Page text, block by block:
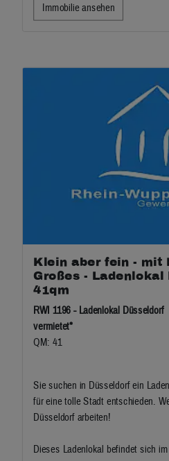
Immobilie ansehen
Klein aber fein - mit
Großes - Ladenlokal
41qm
RWI 1196 - Ladenlokal Düsseldorf
vermietet*
QM: 41
Sie suchen in Düsseldorf ein
für eine tolle Stadt entschieden.
Düsseldorf arbeiten!
Dieses Ladenlokal befindet sich